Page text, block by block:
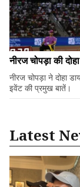
नीरज चोपड़ा की
नीरज चोपड़ा ने दोहा
इवेंट की प्रमुख बातें।
Latest